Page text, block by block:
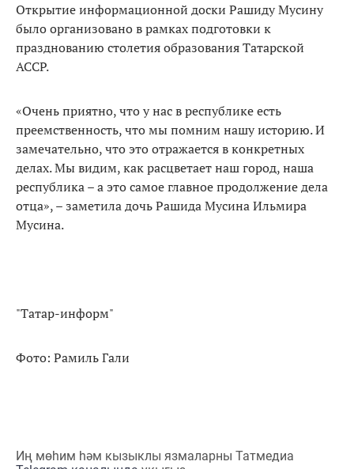
Открытие информационной доски Рашиду Мусину
было организовано в рамках подготовки к
празднованию столетия образования Татарской
АССР.
«Очень приятно, что у нас в республике есть
преемственность, что мы помним нашу историю. И
замечательно, что это отражается в конкретных
делах. Мы видим, как расцветает наш город, наша
республика – а это самое главное продолжение дела
отца», – заметила дочь Рашида Мусина Ильмира
Мусина.
"Татар-информ"
Фото: Рамиль Гали
Иң мөһим һәм кызыклы язмаларны Татмедиа